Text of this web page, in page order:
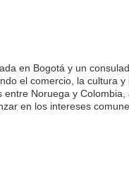
en Bogotá y un
el comercio, la cultura
Noruega y
en los intereses